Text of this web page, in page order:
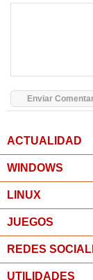
ACTUALIDAD
WINDOWS
LINUX
JUEGOS
REDES
UTILIDADES